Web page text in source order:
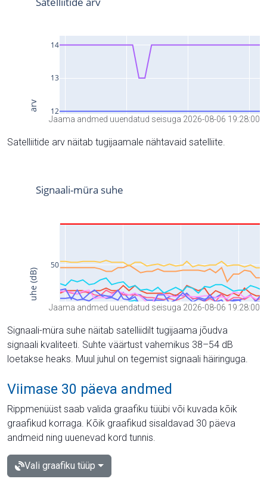
Jaama andmed uuendatud seisuga 2026-08-06 19:28:00
Satelliitide arv näitab tugijaamale nähtavaid satelliite.
Jaama andmed uuendatud seisuga 2026-08-06 19:28:00
Signaali-müra suhe näitab satelliidilt tugijaama jõudva
signaali kvaliteeti. Suhte väärtust vahemikus 38–54 dB
loetakse heaks. Muul juhul on tegemist signaali häiringuga.
Viimase 30 päeva andmed
Rippmenüüst saab valida graafiku tüübi või kuvada kõik
graafikud korraga. Kõik graafikud sisaldavad 30 päeva
andmeid ning uuenevad kord tunnis.
Vali graafiku tüüp